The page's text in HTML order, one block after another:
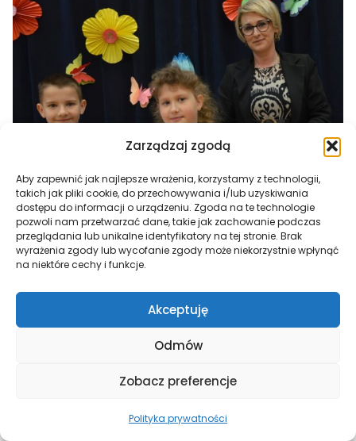
Zarządzaj zgodą
Aby zapewnić jak najlepsze wrażenia, korzystamy z technologii,
takich jak pliki cookie, do przechowywania i/lub uzyskiwania
dostępu do informacji o urządzeniu. Zgoda na te technologie
pozwoli nam przetwarzać dane, takie jak zachowanie podczas
przeglądania lub unikalne identyfikatory na tej stronie. Brak
wyrażenia zgody lub wycofanie zgody może niekorzystnie wpłynąć
na niektóre cechy i funkcje.
Akceptuję
Odmów
Zobacz preferencje
Polityka prywatności